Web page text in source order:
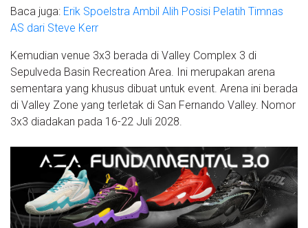
Baca juga: Erik Spoelstra Ambil Alih Posisi Pelatih Timnas
AS dari Steve Kerr
Kemudian venue 3x3 berada di Valley Complex 3 di
Sepulveda Basin Recreation Area. Ini merupakan arena
sementara yang khusus dibuat untuk event. Arena ini berada
di Valley Zone yang terletak di San Fernando Valley. Nomor
3x3 diadakan pada 16-22 Juli 2028.